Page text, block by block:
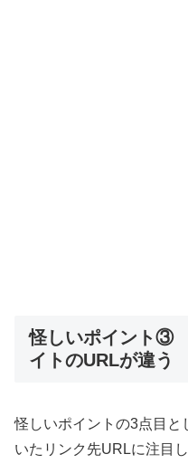
怪しいポイント③
イトのURLが違う
怪しいポイントの3点目と
いたリンク先URLに注目